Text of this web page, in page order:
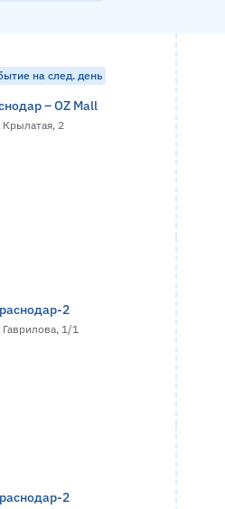
на след. день
– OZ Mall
Крылатая, 2
2
1/1
2